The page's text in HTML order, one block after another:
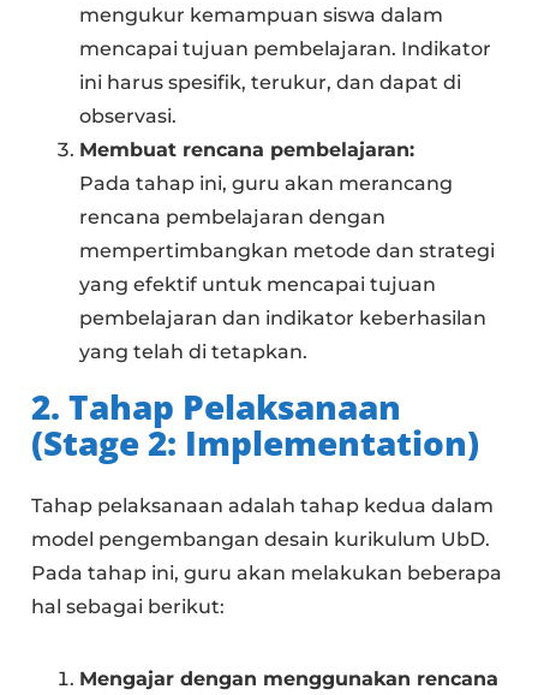
mengukur kemampuan siswa dalam
mencapai tujuan pembelajaran. Indikator
ini harus spesifik, terukur, dan dapat di
observasi.
Membuat rencana pembelajaran:
Pada tahap ini, guru akan merancang
rencana pembelajaran dengan
mempertimbangkan metode dan strategi
yang efektif untuk mencapai tujuan
pembelajaran dan indikator keberhasilan
yang telah di tetapkan.
2. Tahap Pelaksanaan
(Stage 2: Implementation)
Tahap pelaksanaan adalah tahap kedua dalam
model pengembangan desain kurikulum UbD.
Pada tahap ini, guru akan melakukan beberapa
hal sebagai berikut:
Mengajar dengan menggunakan rencana